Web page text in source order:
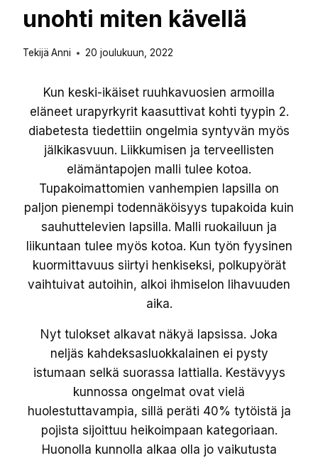
unohti miten kävellä
Tekijä Anni 20 joulukuun, 2022
Kun keski-ikäiset ruuhkavuosien armoilla
eläneet urapyrkyrit kaasuttivat kohti tyypin 2.
diabetesta tiedettiin ongelmia syntyvän myös
jälkikasvuun. Liikkumisen ja terveellisten
elämäntapojen malli tulee kotoa.
Tupakoimattomien vanhempien lapsilla on
paljon pienempi todennäköisyys tupakoida kuin
sauhuttelevien lapsilla. Malli ruokailuun ja
liikuntaan tulee myös kotoa. Kun työn fyysinen
kuormittavuus siirtyi henkiseksi, polkupyörät
vaihtuivat autoihin, alkoi ihmiselon lihavuuden
aika.
Nyt tulokset alkavat näkyä lapsissa. Joka
neljäs kahdeksasluokkalainen ei pysty
istumaan selkä suorassa lattialla. Kestävyys
kunnossa ongelmat ovat vielä
huolestuttavampia, sillä peräti 40% tytöistä ja
pojista sijoittuu heikoimpaan kategoriaan.
Huonolla kunnolla alkaa olla jo vaikutusta